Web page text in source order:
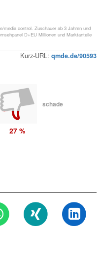
media control. Zuschauer ab 3 Jahren und
D+EU Millionen und Marktanteile
Kurz-URL: qmde.de/90593
schade
27 %